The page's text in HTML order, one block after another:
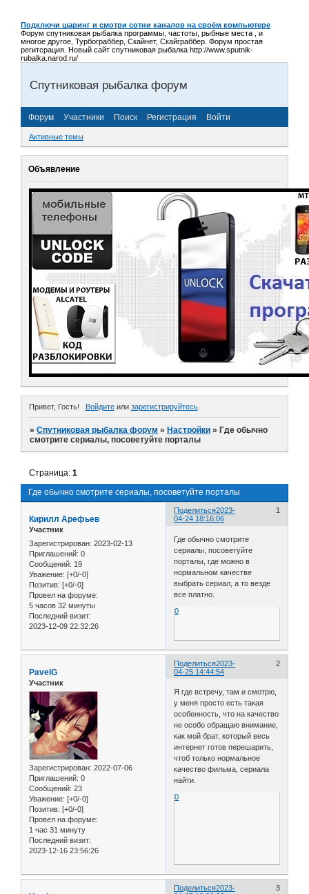
Подключи шаринг и смотри сотни каналов на своём компьютере
Форум спутниковая рыбалка программы, частоты, рыбные места , и
многое другое, Турбограббер, Скайнет, Скайграббер. Форум простая
регитсрация. Новый сайт спутниковая рыбалка http://www.sputnik-
rubalka.narod.ru/
Спутниковая рыбалка форум
Форум Участники Поиск Регистрация Войти
Активные темы
Объявление
Привет, Гость! Войдитеили зарегистрируйтесь.
»Спутниковая рыбалка форум » Настройки » Где обычно
смотрите сериалы, посоветуйте порталы
Где обычно смотрите сериалы, посоветуйте порталы
Страница:1
Поделиться 1
2023-
04-24 18:16:06
Кирилл Арефьев
Участник
Зарегистрирован: 2023-02-13
Приглашений: 0
Сообщений: 19
Уважение: [+0/-0]
Позитив: [+0/-0]
Провел на форуме:
5 часов 32 минуты
Последний визит:
2023-12-09 22:32:26
Где обычно смотрите
сериалы, посоветуйте
порталы, где можно в
нормальном качестве
выбрать сериал, а то везде
все платно.
0
Поделиться 2
2023-
04-25 14:44:54
PavelG
Участник
Зарегистрирован: 2022-07-06
Приглашений: 0
Сообщений: 23
Уважение: [+0/-0]
Позитив: [+0/-0]
Провел на форуме:
1 час 31 минуту
Последний визит:
2023-12-16 23:56:26
Я где встречу, там и смотрю,
у меня просто есть такая
особенность, что на качество
не особо обращаю внимание,
как мой брат, который весь
интернет готов перешарить,
чтоб только нормальное
качество фильма, сериала
найти.
0
Поделиться 3
2023-